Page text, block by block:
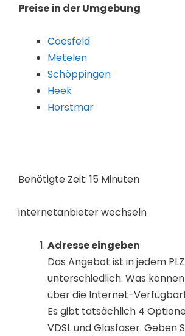
Preise in der Umgebung
Coesfeld
Metelen
Schöppingen
Heek
Horstmar
Benötigte Zeit: 15 Minuten
internetanbieter wechseln
Adresse eingeben
Das Angebot ist in jedem
unterschiedlich. Was
über die Internet-
Es gibt tatsächlich 4
VDSL und Glasfaser. Geben